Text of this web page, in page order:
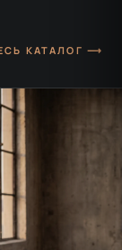
КАТАЛОГ ⟶